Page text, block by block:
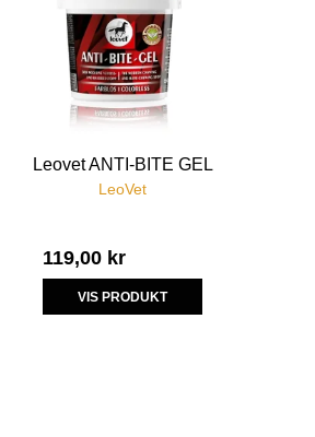
Leovet ANTI-BITE GEL
LeoVet
119,00 kr
VIS PRODUKT